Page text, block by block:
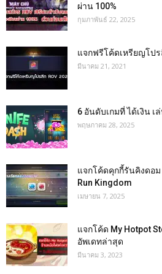
ผ่าน 100%
กุมภาพันธ์ 22, 2025
แจกฟรีโค้ดเหรียญโปร
มีนาคม 21, 2021
6 อันดับเกมที่ ได้เงิน เ
พฤษภาคม 28, 2025
แจกโค้ดคุกกี้รันคิงดอม
Run Kingdom
เมษายน 7, 2025
แจกโค้ด My Hotpot
อัพเดทล่าสุด
มีนาคม 3, 2023